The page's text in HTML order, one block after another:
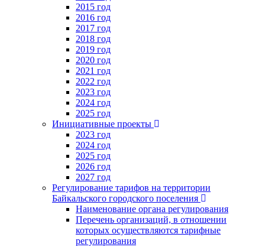
2015 год
2016 год
2017 год
2018 год
2019 год
2020 год
2021 год
2022 год
2023 год
2024 год
2025 год
Инициативные проекты
2023 год
2024 год
2025 год
2026 год
2027 год
Регулирование тарифов на территории
Байкальского городского поселения
Наименование органа регулирования
Перечень организаций, в отношении
которых осуществляются тарифные
регулирования